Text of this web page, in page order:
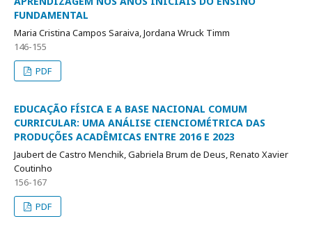
FUNDAMENTAL
Maria Cristina Campos Saraiva, Jordana Wruck Timm
146-155
PDF
EDUCAÇÃO FÍSICA E A BASE NACIONAL COMUM
CURRICULAR: UMA ANÁLISE CIENCIOMÉTRICA DAS
PRODUÇÕES ACADÊMICAS ENTRE 2016 E 2023
Jaubert de Castro Menchik, Gabriela Brum de Deus, Renato Xavier
Coutinho
156-167
PDF